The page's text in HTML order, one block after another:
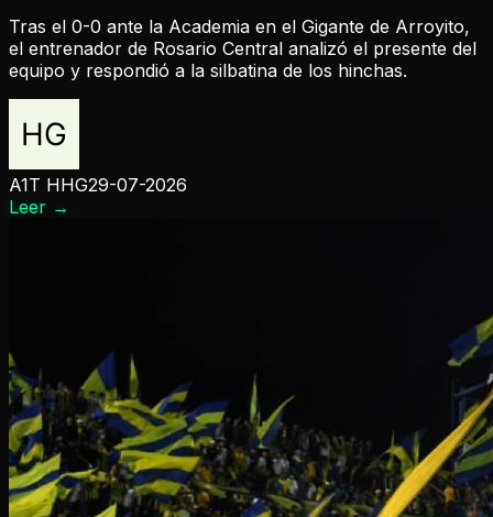
Tras el 0-0 ante la Academia en el Gigante de Arroyito,
el entrenador de Rosario Central analizó el presente del
equipo y respondió a la silbatina de los hinchas.
A1T HHG29-07-2026
Leer →